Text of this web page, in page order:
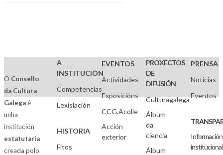
O Consello
da Cultura
Galegaé
unha
institución
estatutaria
creada polo
A
INSTITUCIÓN
Competencias
Lexislación
HISTORIA
Fitos
EVENTOS
Actividades
Exposicións
CCG.Acolle
Acción
exterior
PROXECTOS
DE
DIFUSIÓN
Culturagalega
Álbum
da
ciencia
Álbum
PRENSA
Noticias
Eventos
Información
institucional